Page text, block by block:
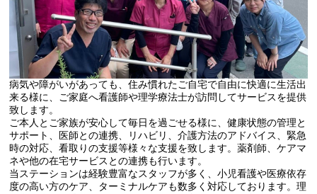
病気や障がいがあっても、住み慣れたご自宅で自由に快適に生活出
来る様に、ご家庭へ看護師や理学療法士が訪問してサービスを提供
致します。
ご本人とご家族が安心して毎日を過ごせる様に、健康状態の管理と
サポート、医師との連携、リハビリ、介護方法のアドバイス、緊急
時の対応、看取りの支援等様々な支援を致します。薬剤師、ケアマ
ネや他の在宅サービスとの連携も行います。
当ステーションは経験豊富なスタッフが多く、小児看護や医療依存
度の高い方のケア、ターミナルケアも数多く対応しております。理